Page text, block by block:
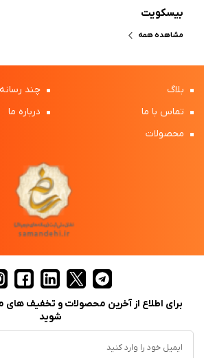
بیسکویت
مشاهده همه
بلاگ
چند
تماس با ما
درباره ما
محصولات
برای اطلاع از آخرین محصولات و تخفیف های
شوید